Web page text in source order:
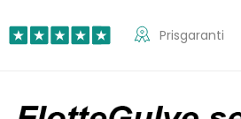
Prisgaranti